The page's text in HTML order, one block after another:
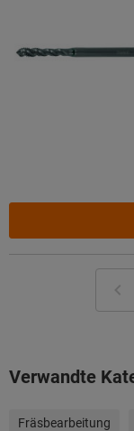
Verwandte
Fräsbearbeitung